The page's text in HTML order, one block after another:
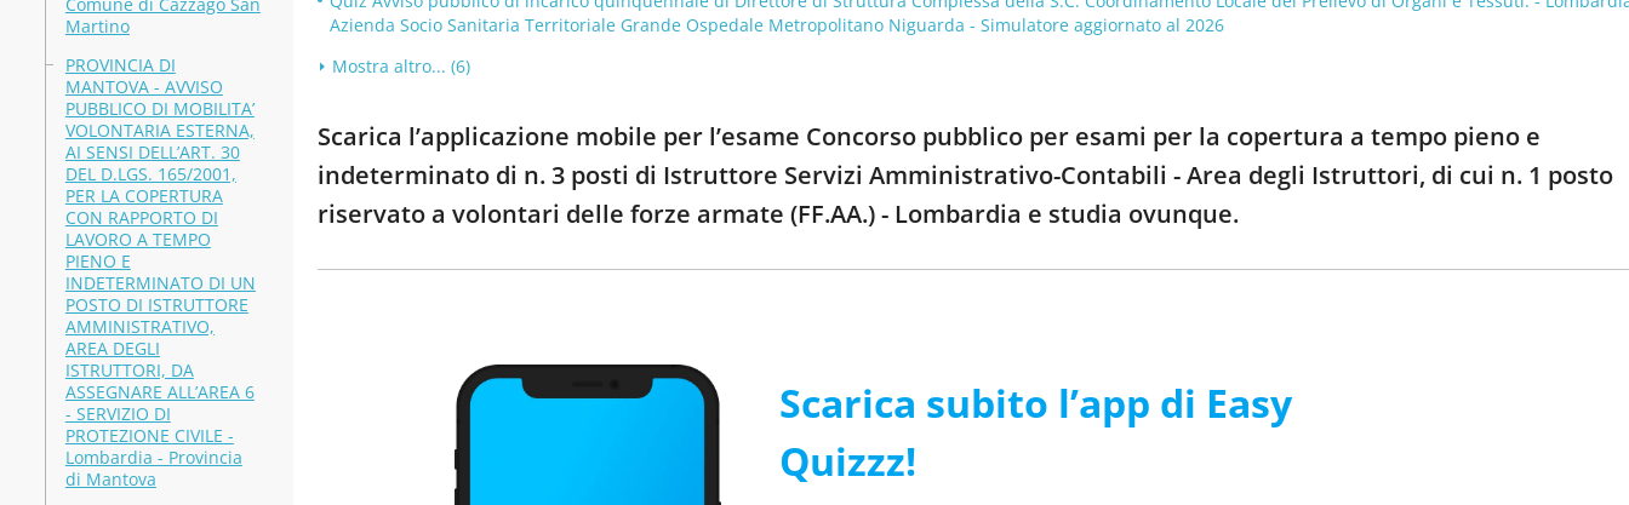
Martino
PROVINCIA DI
MANTOVA - AVVISO
PUBBLICO DI MOBILITA’
VOLONTARIA ESTERNA,
AI SENSI DELL’ART. 30
DEL D.LGS. 165/2001,
PER LA COPERTURA
CON RAPPORTO DI
LAVORO A TEMPO
PIENO E
INDETERMINATO DI UN
POSTO DI ISTRUTTORE
AMMINISTRATIVO,
AREA DEGLI
ISTRUTTORI, DA
ASSEGNARE ALL’AREA 6
- SERVIZIO DI
PROTEZIONE CIVILE -
Lombardia - Provincia
di Mantova
Azienda Socio Sanitaria Territoriale Grande Ospedale Metropolitano Niguarda - Simulatore aggiornato al 2026
Mostra altro... (6)
Scarica l’applicazione mobile per l’esame Concorso pubblico per esami per la copertura a tempo pieno e
indeterminato di n. 3 posti di Istruttore Servizi Amministrativo-Contabili - Area degli Istruttori, di cui n. 1 posto
riservato a volontari delle forze armate (FF.AA.) - Lombardia e studia ovunque.
Scarica subito l’app di Easy
Quizzz!